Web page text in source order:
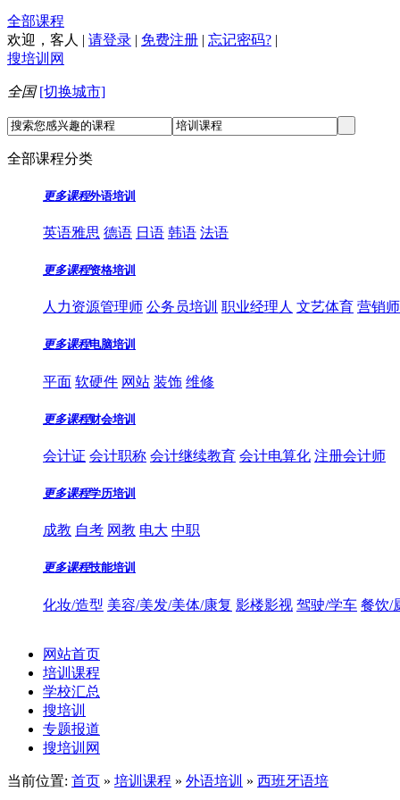
全部课程
欢迎， 客人 | 请登录 | 免费注册 | 忘记密码? |
搜培训网
全国 [切换城市]
全部课程分类
更多课程外语培训
英语雅思 德语 日语 韩语 法语
更多课程资格培训
人力资源管理师 公务员培训 职业经理人 文艺体育 营销
更多课程电脑培训
平面 软硬件 网站 装饰 维修
更多课程财会培训
会计证 会计职称 会计继续教育 会计电算化 注册会计师
更多课程学历培训
成教 自考 网教 电大 中职
更多课程技能培训
化妆/造型 美容/美发/美体/康复 影楼影视 驾驶/学车 餐饮/
网站首页
培训课程
学校汇总
搜培训
专题报道
搜培训网
当前位置: 首页 » 培训课程 » 外语培训 » 西班牙语培